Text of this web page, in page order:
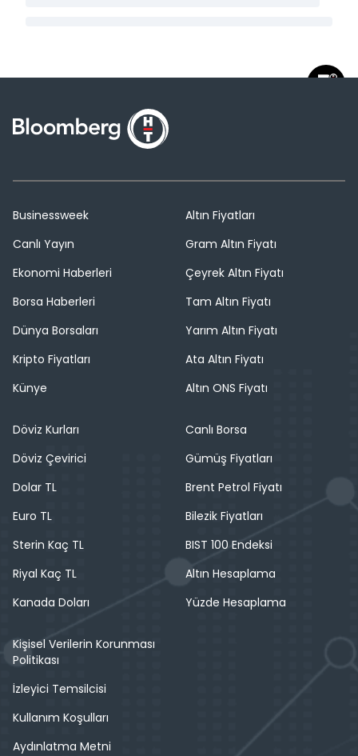
Businessweek
Canlı Yayın
Ekonomi Haberleri
Borsa Haberleri
Dünya Borsaları
Kripto Fiyatları
Künye
Altın Fiyatları
Gram Altın Fiyatı
Çeyrek Altın Fiyatı
Tam Altın Fiyatı
Yarım Altın Fiyatı
Ata Altın Fiyatı
Altın ONS Fiyatı
Döviz Kurları
Döviz Çevirici
Dolar TL
Euro TL
Sterin Kaç TL
Riyal Kaç TL
Kanada Doları
Canlı Borsa
Gümüş Fiyatları
Brent Petrol Fiyatı
Bilezik Fiyatları
BIST 100 Endeksi
Altın Hesaplama
Yüzde Hesaplama
Kişisel Verilerin Korunması
Politikası
İzleyici Temsilcisi
Kullanım Koşulları
Aydınlatma Metni